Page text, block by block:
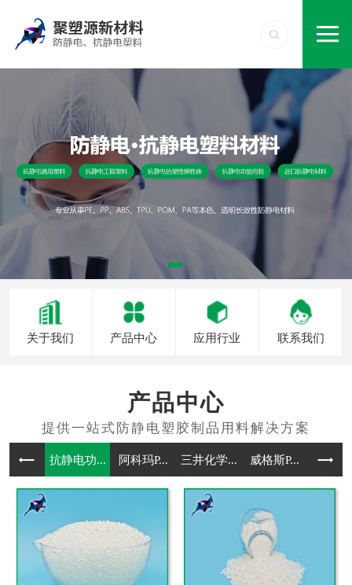
关于我们 产品中心 应用行业 联系我们
产品中心
抗静电功... 阿科玛P... 三井化学... 威格斯P... 抗静电